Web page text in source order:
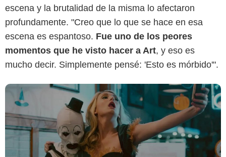
escena y la brutalidad de la misma lo afectaron
profundamente. "Creo que lo que se hace en esa
escena es espantoso. Fue uno de los peores
momentos que he visto hacer a Art, y eso es
mucho decir. Simplemente pensé: 'Esto es mórbido'".